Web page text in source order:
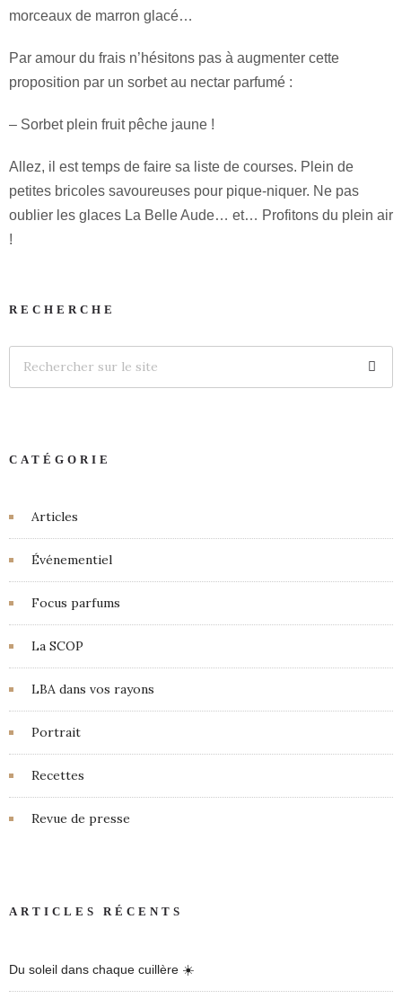
morceaux de marron glacé…
Par amour du frais n’hésitons pas à augmenter cette
proposition par un sorbet au nectar parfumé :
– Sorbet plein fruit pêche jaune !
Allez, il est temps de faire sa liste de courses. Plein de
petites bricoles savoureuses pour pique-niquer. Ne pas
oublier les glaces La Belle Aude… et… Profitons du plein air
!
RECHERCHE
CATÉGORIE
Articles
Événementiel
Focus parfums
La SCOP
LBA dans vos rayons
Portrait
Recettes
Revue de presse
ARTICLES RÉCENTS
Du soleil dans chaque cuillère ☀️